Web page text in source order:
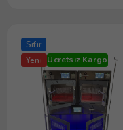
Sıfır
Yeni Ücretsiz Kargo